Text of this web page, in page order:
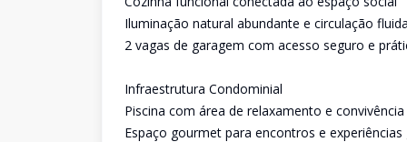
Iluminação natural abundante e circulação
2 vagas de garagem com acesso seguro e
Infraestrutura Condominial
Piscina com área de relaxamento e convivência
Espaço gourmet para encontros e